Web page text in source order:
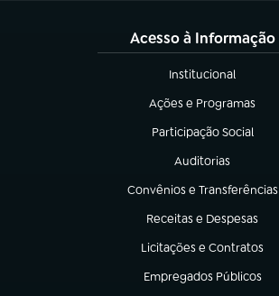
Acesso à Informação
Institucional
(abre em nova aba)
Ações e Programas
(abre em nova aba)
Participação Social
(abre em nova aba)
Auditorias
(abre em nova aba)
Convênios e Transferências
(abre em nova aba)
Receitas e Despesas
(abre em nova aba)
Licitações e Contratos
(abre em nova aba)
Empregados Públicos
(abre em nova aba)